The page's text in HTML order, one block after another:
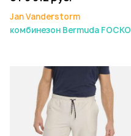
Jan Vanderstorm
комбинезон Bermuda FOCKO